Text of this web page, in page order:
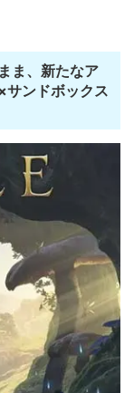
ま、新たなア
サンドボックス